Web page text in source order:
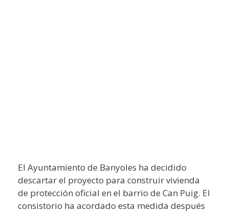
El Ayuntamiento de Banyoles ha decidido
descartar el proyecto para construir vivienda
de protección oficial en el barrio de Can Puig. El
consistorio ha acordado esta medida después